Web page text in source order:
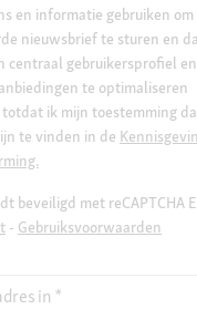
en informatie gebruiken om
nieuwsbrief te sturen en
centraal gebruikersprofiel
te optimaliseren
ik mijn toestemming
te vinden in de
beveiligd met reCAPTCHA
- Gebruiksvoorwaarden
in *